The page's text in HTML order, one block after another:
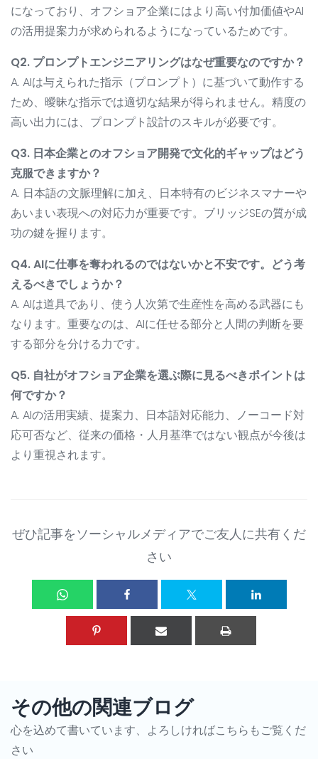
になっており、オフショア企業にはより高い付加価値やAI
の活用提案力が求められるようになっているためです。
Q2. プロンプトエンジニアリングはなぜ重要なのですか？
A. AIは与えられた指示（プロンプト）に基づいて動作する
ため、曖昧な指示では適切な結果が得られません。精度の
高い出力には、プロンプト設計のスキルが必要です。
Q3. 日本企業とのオフショア開発で文化的ギャップはどう
克服できますか？
A. 日本語の文脈理解に加え、日本特有のビジネスマナーや
あいまい表現への対応力が重要です。ブリッジSEの質が成
功の鍵を握ります。
Q4. AIに仕事を奪われるのではないかと不安です。どう考
えるべきでしょうか？
A. AIは道具であり、使う人次第で生産性を高める武器にも
なります。重要なのは、AIに任せる部分と人間の判断を要
する部分を分ける力です。
Q5. 自社がオフショア企業を選ぶ際に見るべきポイントは
何ですか？
A. AIの活用実績、提案力、日本語対応能力、ノーコード対
応可否など、従来の価格・人月基準ではない観点が今後は
より重視されます。
ぜひ記事をソーシャルメディアでご友人に共有くだ
さい
その他の関連ブログ
心を込めて書いています、よろしければこちらもご覧くだ
さい